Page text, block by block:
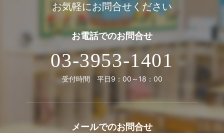
お気軽にお問合せください
お電話でのお問合せ
03-3953-1401
受付時間 平日9：00～18：00
メールでのお問合せ